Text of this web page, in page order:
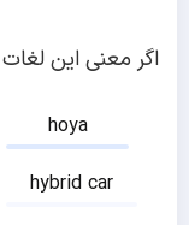
اگر معنی این
hoya
hybrid car